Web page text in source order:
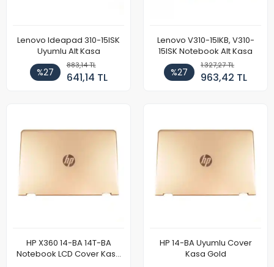
Lenovo Ideapad 310-15ISK
Uyumlu Alt Kasa
%27
883,14 TL
641,14 TL
Lenovo V310-15IKB, V310-
15ISK Notebook Alt Kasa
%27
1.327,27 TL
963,42 TL
HP X360 14-BA 14T-BA
Notebook LCD Cover Kasa
HP 14-BA Uyumlu Cover
Kasa Gold